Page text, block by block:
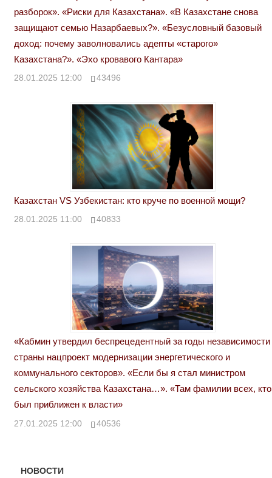
разборок». «Риски для Казахстана». «В Казахстане снова
защищают семью Назарбаевых?». «Безусловный базовый
доход: почему заволновались адепты «старого»
Казахстана?». «Эхо кровавого Кантара»
28.01.2025 12:00 43496
Казахстан VS Узбекистан: кто круче по военной мощи?
28.01.2025 11:00 40833
«Кабмин утвердил беспрецедентный за годы независимости
страны нацпроект модернизации энергетического и
коммунального секторов». «Если бы я стал министром
сельского хозяйства Казахстана…». «Там фамилии всех, кто
был приближен к власти»
27.01.2025 12:00 40536
НОВОСТИ